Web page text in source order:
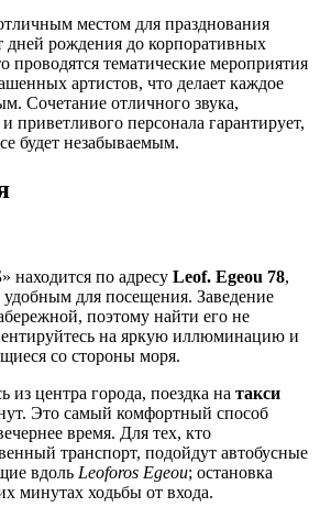
местом для празднования
рождения до корпоративных
проводятся тематические мероприятия
артистов, что делает каждое
Сочетание отличного звука,
приветливого персонала гарантирует,
будет незабываемым.
находится по адресу Leof. Egeou 78,
удобным для посещения. Заведение
поэтому найти его не
на яркую иллюминацию и
со стороны моря.
из центра города, поездка на такси
Это самый комфортный способ
время. Для тех, кто
транспорт, подойдут автобусные
вдоль Leoforos Egeou; остановка
минутах ходьбы от входа.